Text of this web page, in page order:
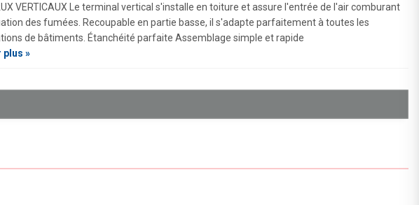
VERTICAUX Le terminal vertical s'installe en toiture et assure l'entrée de l'air comburant
des fumées. Recoupable en partie basse, il s'adapte parfaitement à toutes les
de bâtiments. Étanchéité parfaite Assemblage simple et rapide
plus »